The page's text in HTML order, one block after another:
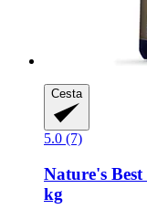
Cesta
5.0 (7)
Nature's Best
kg